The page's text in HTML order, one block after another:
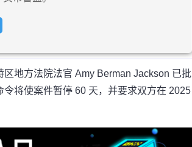
地方法院法官 Amy Berman Jackson 已批
将使案件暂停 60 天，并要求双方在 2025